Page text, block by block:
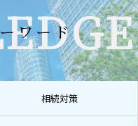
ワード
相続対策